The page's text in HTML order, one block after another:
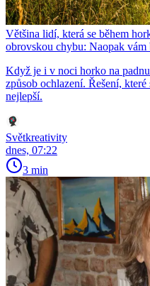
Většina lidí, která se během
obrovskou chybu: Naopak vám
Když je i v noci horko na
způsob ochlazení. Řešení,
nejlepší.
Světkreativity
dnes, 07:22
3 min